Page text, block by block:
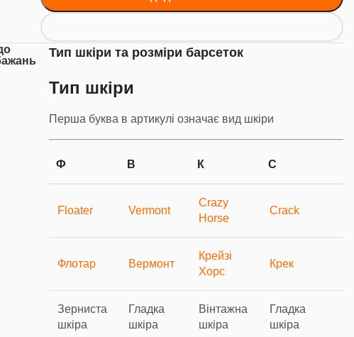
Тип шкіри та розміри барсеток
Тип шкіри
Перша буква в артикулі означає вид шкіри
Ф В К С
Floater Vermont
Crazy
Horse
Crack
Флотар Вермонт
Крейзі
Хорс
Крек
Зерниста
шкіра
Гладка
шкіра
Вінтажна
шкіра
Гладка
шкіра